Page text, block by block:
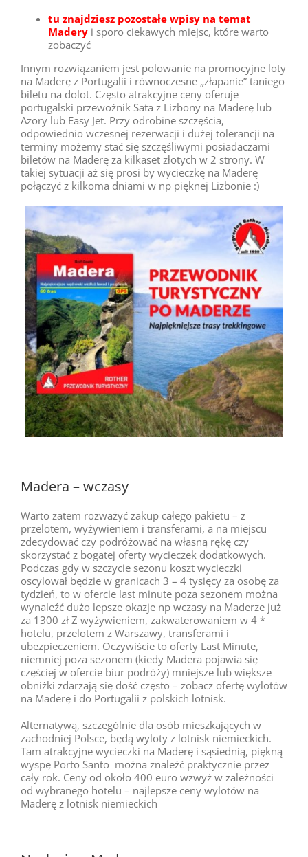
tu znajdziesz pozostałe wpisy na temat
Madery i sporo ciekawych miejsc, które warto
zobaczyć
Innym rozwiązaniem jest polowanie na promocyjne loty
na Maderę z Portugalii i równoczesne „złapanie” taniego
biletu na dolot. Często atrakcyjne ceny oferuje
portugalski przewoźnik Sata z Lizbony na Maderę lub
Azory lub Easy Jet. Przy odrobine szczęścia,
odpowiednio wczesnej rezerwacji i dużej tolerancji na
terminy możemy stać się szczęśliwymi posiadaczami
biletów na Maderę za kilkaset złotych w 2 strony. W
takiej sytuacji aż się prosi by wycieczkę na Maderę
połączyć z kilkoma dniami w np pięknej Lizbonie :)
Madera – wczasy
Warto zatem rozważyć zakup całego pakietu – z
przelotem, wyżywieniem i transferami, a na miejscu
zdecydować czy podróżować na własną rękę czy
skorzystać z bogatej oferty wycieczek dodatkowych.
Podczas gdy w szczycie sezonu koszt wycieczki
oscylował będzie w granicach 3 – 4 tysięcy za osobę za
tydzień, to w ofercie last minute poza sezonem można
wynaleźć dużo lepsze okazje np wczasy na Maderze już
za 1300 zł Z wyżywieniem, zakwaterowaniem w 4 *
hotelu, przelotem z Warszawy, transferami i
ubezpieczeniem. Oczywiście to oferty Last Minute,
niemniej poza sezonem (kiedy Madera pojawia się
częściej w ofercie biur podróży) mniejsze lub większe
obniżki zdarzają się dość często – zobacz ofertę wylotów
na Maderę i do Portugalii z polskich lotnisk.
Alternatywą, szczególnie dla osób mieszkających w
zachodniej Polsce, będą wyloty z lotnisk niemieckich.
Tam atrakcyjne wycieczki na Maderę i sąsiednią, piękną
wyspę Porto Santo można znaleźć praktycznie przez
cały rok. Ceny od około 400 euro wzwyż w zależności
od wybranego hotelu – najlepsze ceny wylotów na
Maderę z lotnisk niemieckich